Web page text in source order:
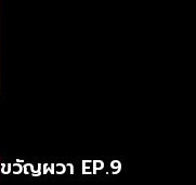
ขวัญผวา EP.9